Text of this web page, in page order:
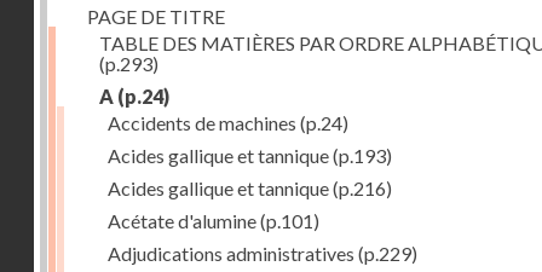
PAGE DE TITRE
TABLE DES MATIÈRES PAR ORDRE
(p.293)
A (p.24)
Accidents de machines (p.24)
Acides gallique et tannique(p.193)
Acides gallique et tannique(p.216)
Acétate d'alumine(p.101)
Adjudications administratives (p.229)